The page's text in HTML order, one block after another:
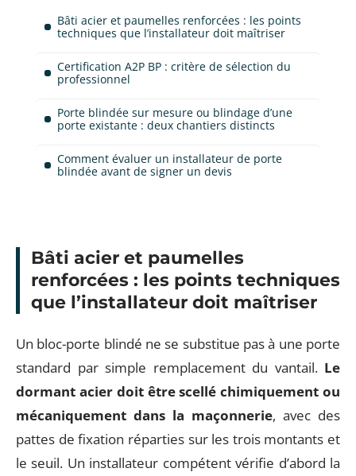
Bâti acier et paumelles renforcées : les points
techniques que l’installateur doit maîtriser
Certification A2P BP : critère de sélection du
professionnel
Porte blindée sur mesure ou blindage d’une
porte existante : deux chantiers distincts
Comment évaluer un installateur de porte
blindée avant de signer un devis
Bâti acier et paumelles
renforcées : les points techniques
que l’installateur doit maîtriser
Un bloc-porte blindé ne se substitue pas à une porte
standard par simple remplacement du vantail. Le
dormant acier doit être scellé chimiquement ou
mécaniquement dans la maçonnerie, avec des
pattes de fixation réparties sur les trois montants et
le seuil. Un installateur compétent vérifie d’abord la